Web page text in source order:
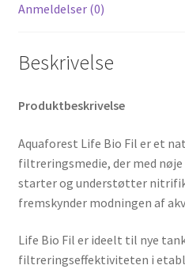
Anmeldelser (0)
Beskrivelse
Produktbeskrivelse
Aquaforest Life Bio Fil er et
filtreringsmedie, der med
starter og understøtter
fremskynder modningen af
Life Bio Fil er ideelt til nye
filtreringseffektiviteten i